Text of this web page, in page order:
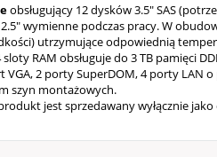
obsługujący 12 dysków 3.5" SAS
wymienne podczas pracy. W
utrzymujące odpowiednią
RAM obsługuje do 3 TB pamięci
VGA, 2 porty SuperDOM, 4 porty
szyn montażowych.
jest sprzedawany wyłącznie